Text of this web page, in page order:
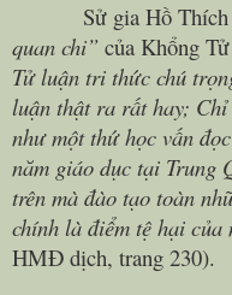
Sử gia Hồ Thích
quan chi” của Khổng
Tử luận tri thức chú
luận thật ra rất hay; Chỉ
như một thứ học vấn
năm giáo dục tại Trung
trên mà đào tạo toàn
chính là điểm tệ hại của
HMĐ dịch, trang 230).